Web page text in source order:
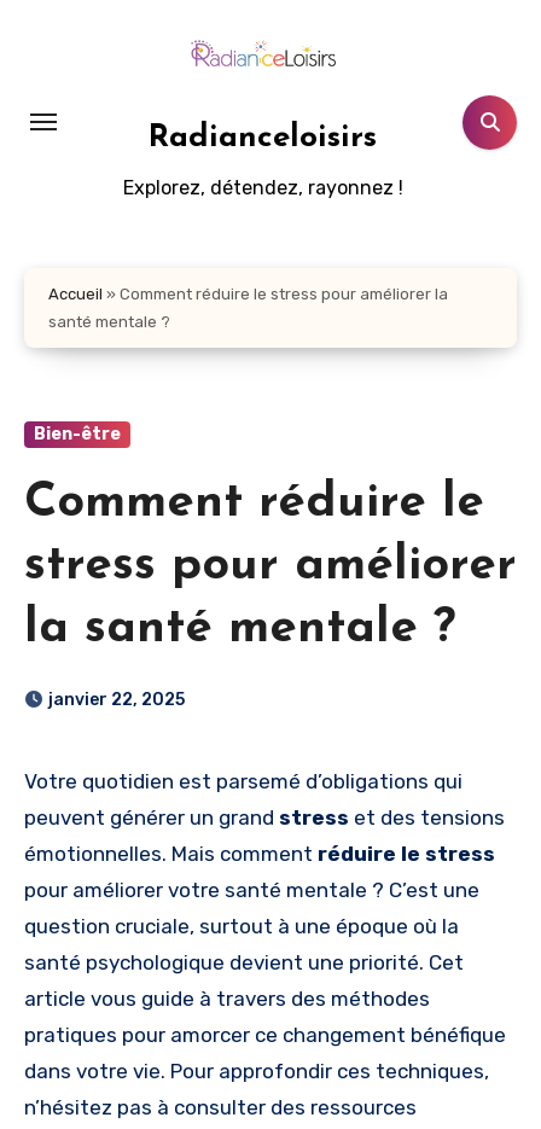
principal
Radianceloisirs
Explorez, détendez, rayonnez !
Accueil » Comment réduire le stress pour améliorer la
santé mentale ?
Bien-être
Comment réduire le
stress pour améliorer
la santé mentale ?
janvier 22, 2025
Votre quotidien est parsemé d’obligations qui
peuvent générer un grand stress et des tensions
émotionnelles. Mais comment réduire le stress
pour améliorer votre santé mentale ? C’est une
question cruciale, surtout à une époque où la
santé psychologique devient une priorité. Cet
article vous guide à travers des méthodes
pratiques pour amorcer ce changement bénéfique
dans votre vie. Pour approfondir ces techniques,
n’hésitez pas à consulter des ressources